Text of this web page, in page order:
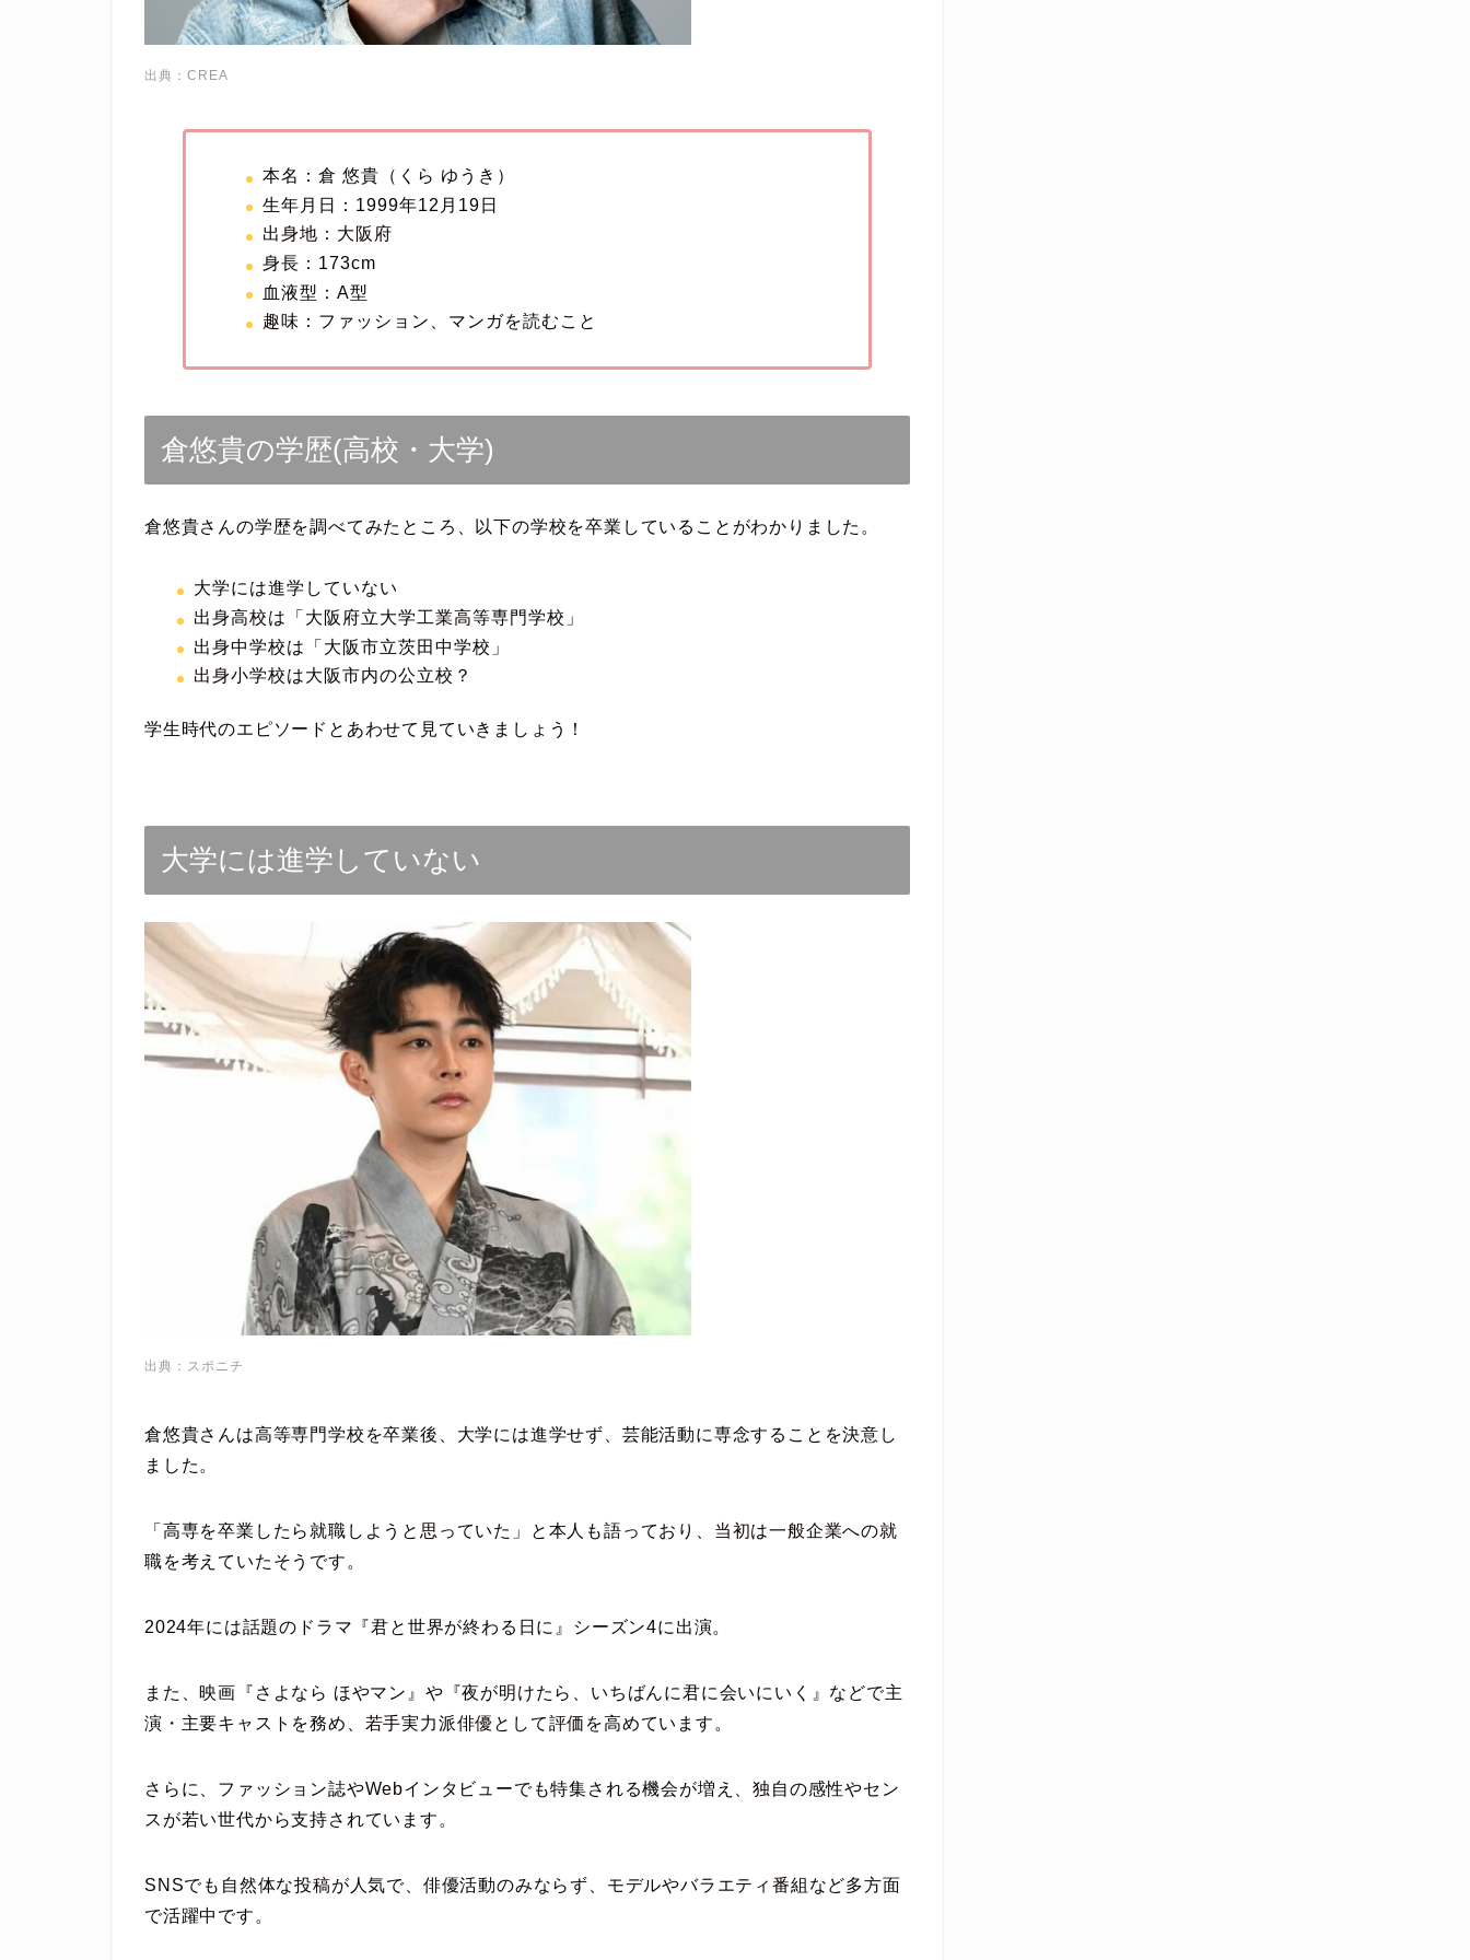
出典：CREA
本名：倉 悠貴（くら ゆうき）
生年月日：1999年12月19日
出身地：大阪府
身長：173cm
血液型：A型
趣味：ファッション、マンガを読むこと
倉悠貴の学歴(高校・大学)
倉悠貴さんの学歴を調べてみたところ、以下の学校を卒業していることがわかりました。
大学には進学していない
出身高校は「大阪府立大学工業高等専門学校」
出身中学校は「大阪市立茨田中学校」
出身小学校は大阪市内の公立校？
学生時代のエピソードとあわせて見ていきましょう！
大学には進学していない
出典：スポニチ
倉悠貴さんは高等専門学校を卒業後、大学には進学せず、芸能活動に専念することを決意し
ました。
「高専を卒業したら就職しようと思っていた」と本人も語っており、当初は一般企業への就
職を考えていたそうです。
2024年には話題のドラマ『君と世界が終わる日に』シーズン4に出演。
また、映画『さよなら ほやマン』や『夜が明けたら、いちばんに君に会いにいく』などで主
演・主要キャストを務め、若手実力派俳優として評価を高めています。
さらに、ファッション誌やWebインタビューでも特集される機会が増え、独自の感性やセン
スが若い世代から支持されています。
SNSでも自然体な投稿が人気で、俳優活動のみならず、モデルやバラエティ番組など多方面
で活躍中です。